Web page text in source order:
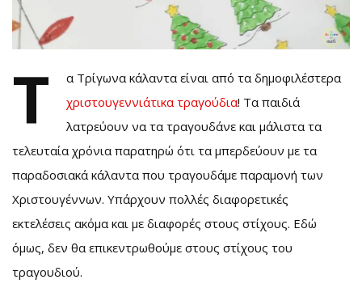
Τ
α Τρίγωνα κάλαντα είναι από τα δημοφιλέστερα
χριστουγεννιάτικα τραγούδια! Τα παιδιά
λατρεύουν να τα τραγουδάνε και μάλιστα τα
τελευταία χρόνια παρατηρώ ότι τα μπερδεύουν με τα
παραδοσιακά κάλαντα που τραγουδάμε παραμονή των
Χριστουγέννων. Υπάρχουν πολλές διαφορετικές
εκτελέσεις ακόμα και με διαφορές στους στίχους. Εδώ
όμως, δεν θα επικεντρωθούμε στους στίχους του
τραγουδιού.